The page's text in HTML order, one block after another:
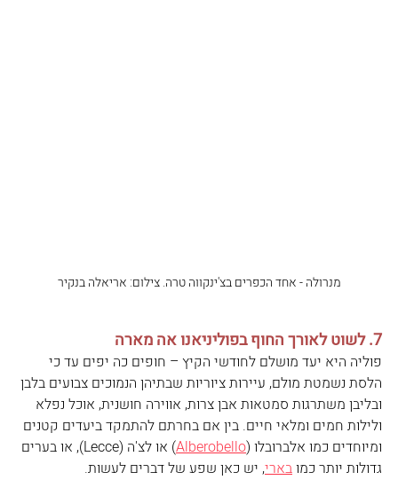
מנרולה - אחד הכפרים בצ'ינקווה טרה. צילום: אריאלה בנקיר
7. לשוט לאורך החוף בפוליניאנו אה מארה
פוליה היא יעד מושלם לחודשי הקיץ – חופים כה יפים עד כי
הלסת נשמטת מולם, עיירות ציוריות שבתיהן הנמוכים צבועים בלבן
ובליבן משתרגות סמטאות אבן צרות, אווירה חושנית, אוכל נפלא
ולילות חמים ומלאי חיים. בין אם בחרתם להתמקד ביעדים קטנים
ומיוחדים כמו אלברובלו (Alberobello
) או לצ'ה (Lecce), או בערים
גדולות יותר כמו בארי, יש כאן שפע של דברים לעשות.